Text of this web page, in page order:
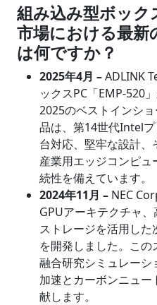
組み込み型ボック
市場における最新
は何ですか？
2025年4月 –ADLINK
ックスPC「EMP-520
2025のベストインシ
品は、第14世代Intel
台対応、堅牢な設計
産業用エッジコンピ
続性を備えています。
2024年11月 – NEC
GPUアーキテクチャ
ストレージを活用し
を開発しました。こ
融合研究シミュレー
加速とカーボンニュ
献します。